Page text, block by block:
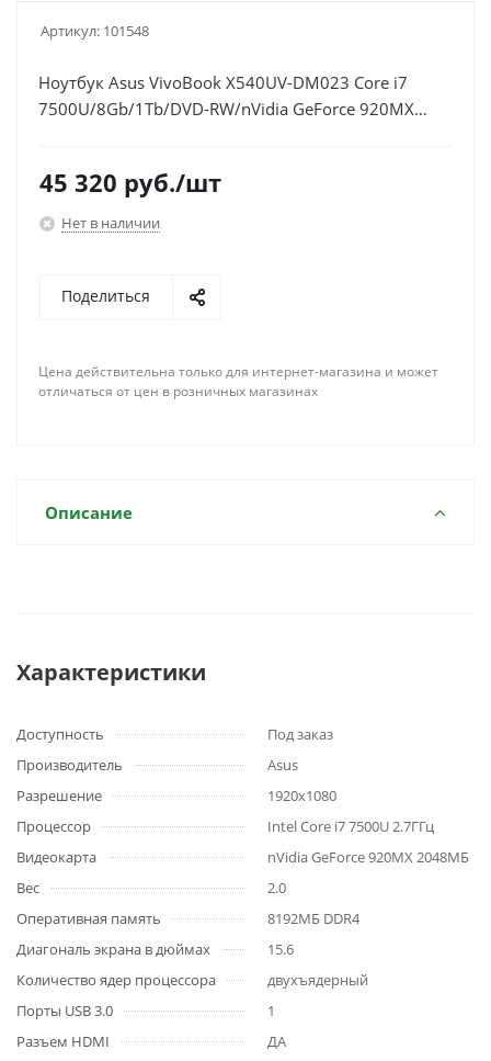
Артикул: 101548
Ноутбук Asus VivoBook X540UV-DM023 Core i7
7500U/8Gb/1Tb/DVD-RW/nVidia GeForce 920MX
45 320 руб./шт
Нет в наличии
Поделиться
Цена действительна только для интернет-магазина и может
отличаться от цен в розничных магазинах
Описание
Характеристики
Доступность
Под заказ
Производитель
Asus
Разрешение
1920x1080
Процессор
Intel Core i7 7500U 2.7ГГц
Видеокарта
nVidia GeForce 920MX 2048МБ
Вес
2.0
Оперативная память
8192МБ DDR4
Диагональ экрана в дюймах
15.6
Количество ядер процессора
двухъядерный
Порты USB 3.0
1
Разъем HDMI
ДА